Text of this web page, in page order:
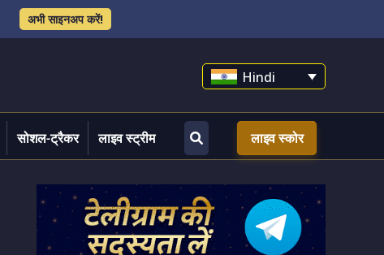
अभी साइनअप करें!
Hindi
सोशल-ट्रैकर लाइव स्ट्रीम लाइव स्कोर